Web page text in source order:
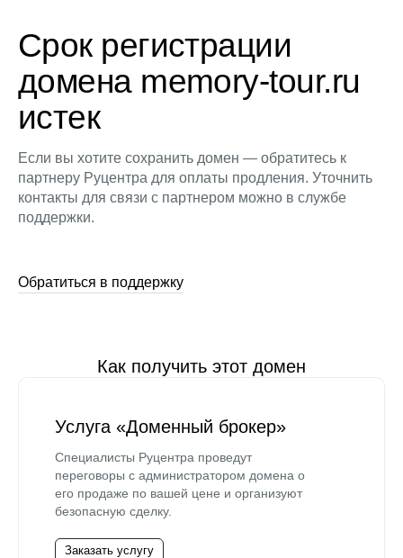
Срок регистрации
домена memory-tour.ru
истек
Если вы хотите сохранить домен — обратитесь к
партнеру Руцентра для оплаты продления. Уточнить
контакты для связи с партнером можно в службе
поддержки.
Обратиться в поддержку
Как получить этот домен
Услуга «Доменный брокер»
Специалисты Руцентра проведут
переговоры с администратором домена о
его продаже по вашей цене и организуют
безопасную сделку.
Заказать услугу